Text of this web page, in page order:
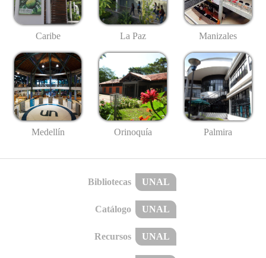
Caribe La Paz Manizales
Medellín Orinoquía Palmira
Bibliotecas UNAL
Catálogo UNAL
Recursos UNAL